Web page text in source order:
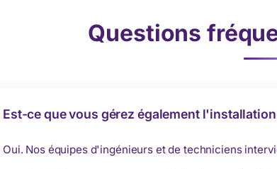
Questions
Est-ce que vous gérez également
Oui. Nos équipes d'ingénieurs et de techniciens